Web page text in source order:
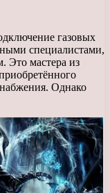
газовых
специалистами,
Это мастера из
Однако